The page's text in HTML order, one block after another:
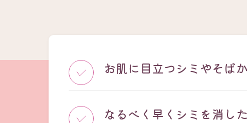
お肌に目立つシミやそば
なるべく早くシミを消し